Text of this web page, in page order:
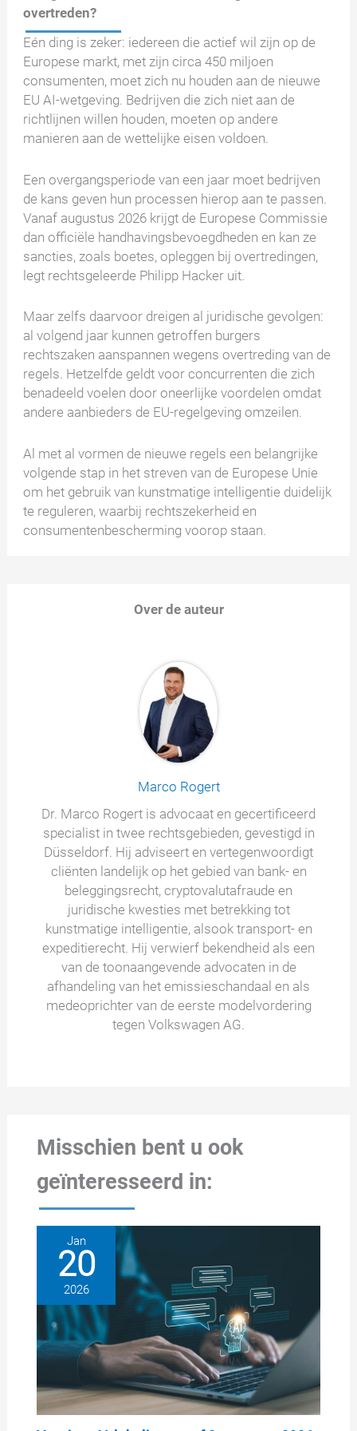
overtreden?
Eén ding is zeker: iedereen die actief wil zijn op de
Europese markt, met zijn circa 450 miljoen
consumenten, moet zich nu houden aan de nieuwe
EU AI-wetgeving. Bedrijven die zich niet aan de
richtlijnen willen houden, moeten op andere
manieren aan de wettelijke eisen voldoen.
Een overgangsperiode van een jaar moet bedrijven
de kans geven hun processen hierop aan te passen.
Vanaf augustus 2026 krijgt de Europese Commissie
dan officiële handhavingsbevoegdheden en kan ze
sancties, zoals boetes, opleggen bij overtredingen,
legt rechtsgeleerde Philipp Hacker uit.
Maar zelfs daarvoor dreigen al juridische gevolgen:
al volgend jaar kunnen getroffen burgers
rechtszaken aanspannen wegens overtreding van de
regels. Hetzelfde geldt voor concurrenten die zich
benadeeld voelen door oneerlijke voordelen omdat
andere aanbieders de EU-regelgeving omzeilen.
Al met al vormen de nieuwe regels een belangrijke
volgende stap in het streven van de Europese Unie
om het gebruik van kunstmatige intelligentie duidelijk
te reguleren, waarbij rechtszekerheid en
consumentenbescherming voorop staan.
Over de auteur
Marco Rogert
Dr. Marco Rogert is advocaat en gecertificeerd
specialist in twee rechtsgebieden, gevestigd in
Düsseldorf. Hij adviseert en vertegenwoordigt
cliënten landelijk op het gebied van bank- en
beleggingsrecht, cryptovalutafraude en
juridische kwesties met betrekking tot
kunstmatige intelligentie, alsook transport- en
expeditierecht. Hij verwierf bekendheid als een
van de toonaangevende advocaten in de
afhandeling van het emissieschandaal en als
medeoprichter van de eerste modelvordering
tegen Volkswagen AG.
Misschien bent u ook
geïnteresseerd in:
Jan
20
2026